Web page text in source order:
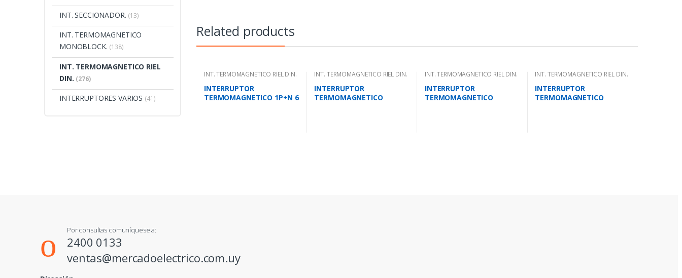
Related products
INT. TERMOMAGNETICO RIEL DIN.
INTERRUPTOR
TERMOMAGNETICO 1P+N 6
INT. TERMOMAGNETICO RIEL DIN.
INTERRUPTOR
TERMOMAGNETICO
INT. TERMOMAGNETICO RIEL DIN.
INTERRUPTOR
TERMOMAGNETICO
INT. TERMOMAGNETICO RIEL DIN.
INTERRUPTOR
TERMOMAGNETICO
INT. SECCIONADOR. (13)
INT. TERMOMAGNETICO
MONOBLOCK. (138)
INT. TERMOMAGNETICO RIEL
DIN. (276)
INTERRUPTORES VARIOS (41)
Por consultas comuníquese a:
2400 0133
ventas@mercadoelectrico.com.uy